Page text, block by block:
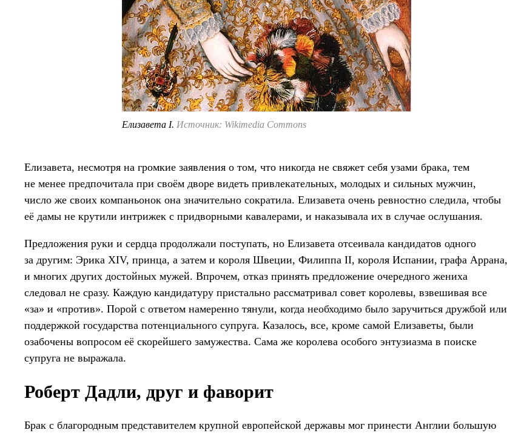
Елизавета I. Источник: Wikimedia Commons
Елизавета, несмотря на громкие заявления о том, что никогда не свяжет себя узами брака, тем
не менее предпочитала при своём дворе видеть привлекательных, молодых и сильных мужчин,
число же своих компаньонок она значительно сократила. Елизавета очень ревностно следила, чтобы
её дамы не крутили интрижек с придворными кавалерами, и наказывала их в случае ослушания.
Предложения руки и сердца продолжали поступать, но Елизавета отсеивала кандидатов одного
за другим: Эрика XIV, принца, а затем и короля Швеции, Филиппа II, короля Испании, графа Аррана,
и многих других достойных мужей. Впрочем, отказ принять предложение очередного жениха
следовал не сразу. Каждую кандидатуру пристально рассматривал совет королевы, взвешивая все
«за» и «против». Порой с ответом намеренно тянули, когда необходимо было заручиться дружбой или
поддержкой государства потенциального супруга. Казалось, все, кроме самой Елизаветы, были
озабочены вопросом её скорейшего замужества. Сама же королева особого энтузиазма в поиске
супруга не выражала.
Роберт Дадли, друг и фаворит
Брак с благородным представителем крупной европейской державы мог принести Англии большую